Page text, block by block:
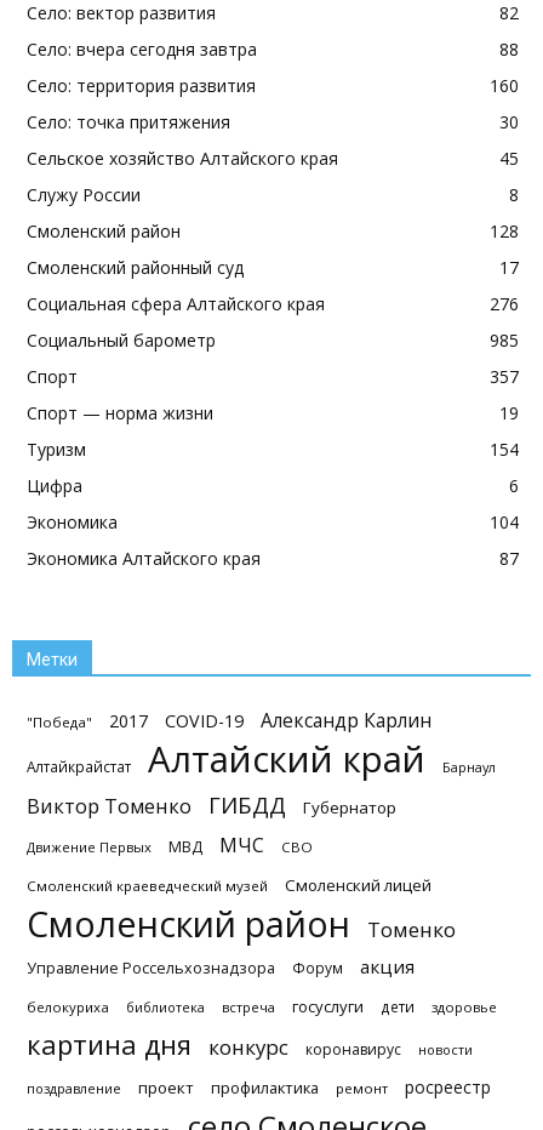
Село: вектор развития
82
Село: вчера сегодня завтра
88
Село: территория развития
160
Село: точка притяжения
30
Сельское хозяйство Алтайского края
45
Служу России
8
Смоленский район
128
Смоленский районный суд
17
Социальная сфера Алтайского края
276
Социальный барометр
985
Спорт
357
Спорт — норма жизни
19
Туризм
154
Цифра
6
Экономика
104
Экономика Алтайского края
87
Метки
"Победа" 2017 COVID-19 Александр Карлин
Алтайкрайстат Алтайский край Барнаул
Виктор Томенко ГИБДД Губернатор
Движение Первых МВД МЧС СВО
Смоленский краеведческий музей Смоленский лицей
Смоленский район Томенко
Управление Россельхознадзора Форум акция
белокуриха библиотека встреча госуслуги дети здоровье
картина дня конкурс коронавирус новости
поздравление проект профилактика ремонт росреестр